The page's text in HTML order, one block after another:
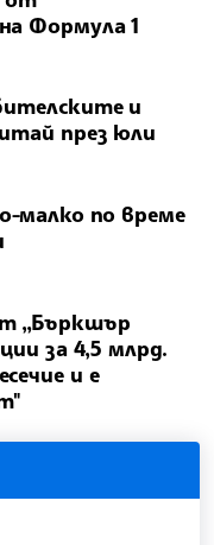
Формула 1
и
през юли
малко по време
„Бъркшър
за 4,5 млрд.
и е